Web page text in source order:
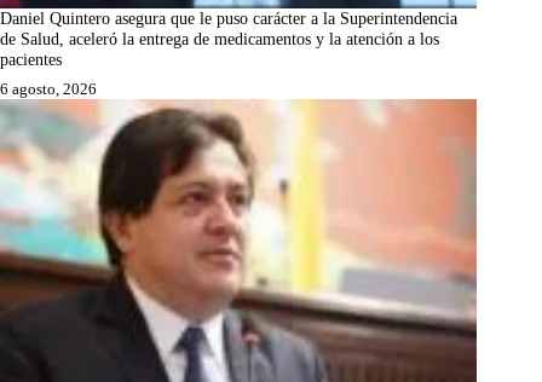
Daniel Quintero asegura que le puso carácter a la Superintendencia
de Salud, aceleró la entrega de medicamentos y la atención a los
pacientes
6 agosto, 2026